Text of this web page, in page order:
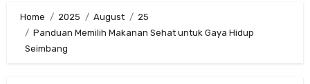
Home 2025 August
25
Panduan Memilih Makanan Sehat untuk Gaya Hidup
Seimbang